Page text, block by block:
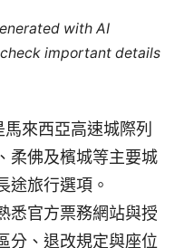
with AI
important details
來西亞高速城際列
柔佛及檳城等主要城
途旅行選項。
悉官方票務網站與授
分、退改規定與座位